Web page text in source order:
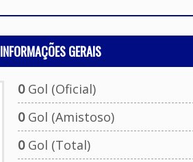
INFORMAÇÕES GERAIS
0Gol (Oficial)
0Gol (Amistoso)
0Gol (Total)